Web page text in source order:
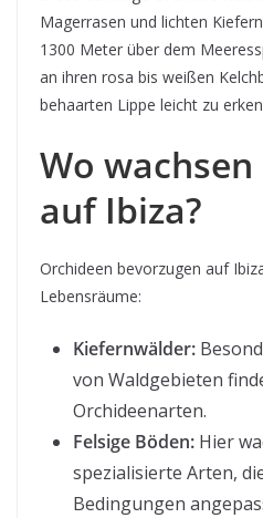
Magerrasen und lichten
1300 Meter über dem
an ihren rosa bis weißen
behaarten Lippe leicht zu
Wo
auf Ibiza?
Orchideen bevorzugen auf
Lebensräume:
Kiefernwälder:
von Waldgebieten
Orchideenarten.
Felsige Böden: Hier
spezialisierte Arten,
Bedingungen